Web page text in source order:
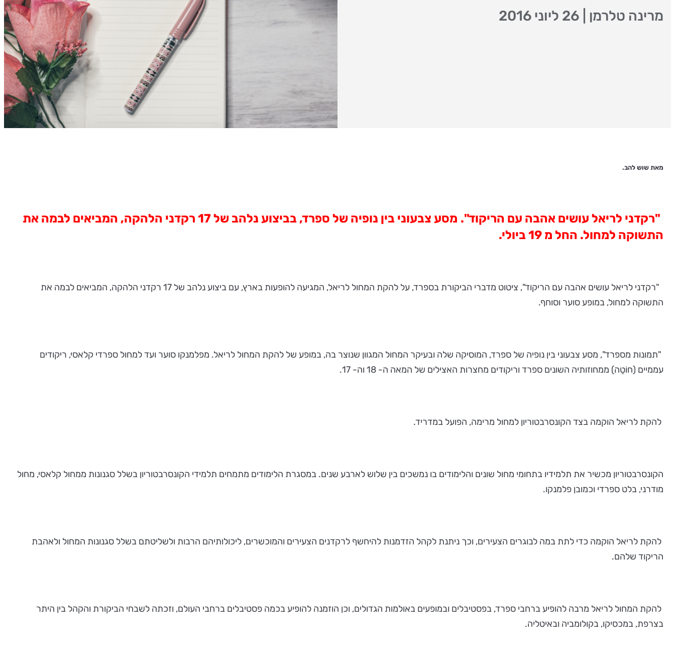
מרינה טלרמן
מאת שוש להב.
"רקדני לריאל עושים אהבה עם הריקוד".
מסע צבעוני בין נופיה של ספרד, בביצוע נלהב של 17 רקדני הלהקה, המביאים לבמה את
התשוקה למחול. החל מ 19 ביולי.
"רקדני לריאל עושים אהבה עם הריקוד", ציטוט מדברי הביקורת בספרד, על
להקת המחול לריאל, המגיעה להופעות בארץ, עם ביצוע נלהב של 17 רקדני הלהקה, המביאים לבמה את
התשוקה למחול, במופע סוער וסוחף.
"תמונות מספרד", מסע צבעוני בין נופיה של ספרד, המוסיקה שלה ובעיקר המחול המגוון שנוצר בה, במופע של להקת המחול לריאל. מפלמנקו סוער ועד למחול ספרדי קלאסי, ריקודים
עממיים (חוֹטַה) ממחוזותיה השונים ספרד וריקודים מחצרות האצילים של המאה ה- 18 וה- 17.
להקת לריאל הוקמה בצד הקונסרבטוריון למחול מרימה, הפועל במדריד.
הקונסרבטוריון מכשיר את תלמידיו בתחומי מחול שונים והלימודים בו נמשכים בין שלוש לארבע שנים. במסגרת הלימודים מתמחים תלמידי הקונסרבטוריון בשלל סגנונות ממחול קלאסי, מחול
מודרני, בלט ספרדי וכמובן פלמנקו.
להקת לריאל הוקמה כדי לתת במה לבוגרים הצעירים, וכך ניתנת לקהל הזדמנות להיחשף לרקדנים הצעירים והמוכשרים, ליכולותיהם הרבות ולשליטתם בשלל סגנונות המחול ולאהבת
הריקוד שלהם.
להקת המחול לריאל מרבה להופיע ברחבי ספרד, בפסטיבלים ובמופעים באולמות הגדולים, וכן הוזמנה להופיע בכמה פסטיבלים ברחבי העולם, וזכתה לשבחי הביקורת והקהל בין היתר
בצרפת, במכסיקו, בקולומביה ובאיטליה.